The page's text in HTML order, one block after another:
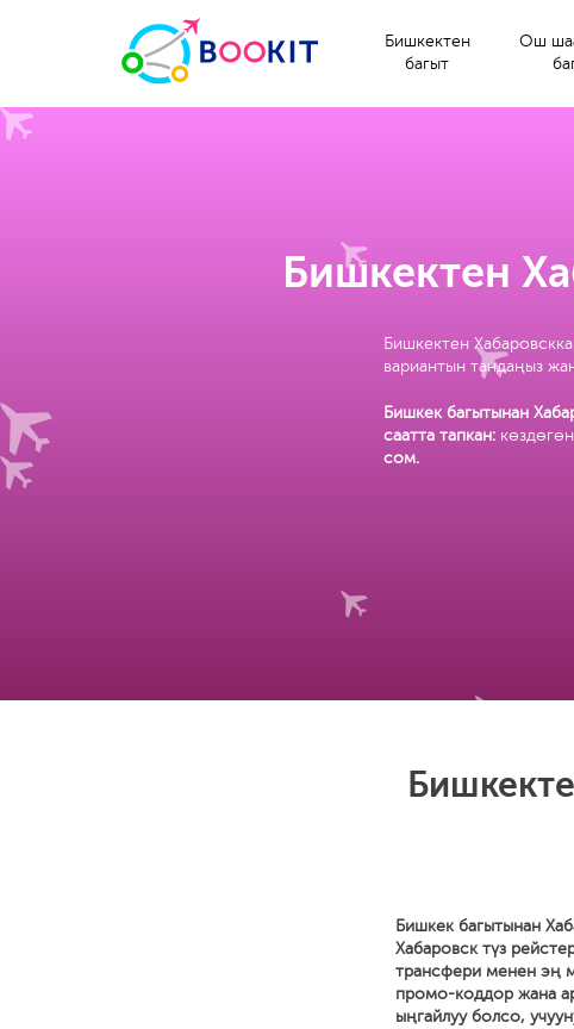
Бишкектен
багыт
Ош
Бишкектен
Бишкектен
вариантын тандаңыз
Бишкек багытынан
саатта тапкан:
сом.
Бишкек багытынан
Хабаровск түз
трансфери менен эң
промо-коддор жана
ыңгайлуу болсо,